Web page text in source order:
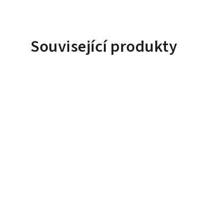
Související produkty